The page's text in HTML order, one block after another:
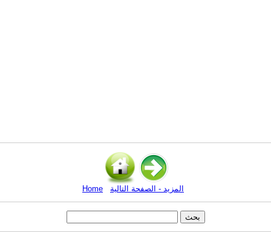
Home المزيد - الصفحة التالية